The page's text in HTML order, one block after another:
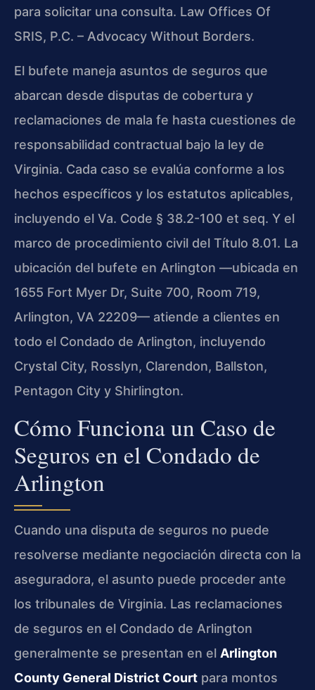
para solicitar una consulta. Law Offices Of
SRIS, P.C. – Advocacy Without Borders.
El bufete maneja asuntos de seguros que
abarcan desde disputas de cobertura y
reclamaciones de mala fe hasta cuestiones de
responsabilidad contractual bajo la ley de
Virginia. Cada caso se evalúa conforme a los
hechos específicos y los estatutos aplicables,
incluyendo el Va. Code § 38.2-100 et seq. Y el
marco de procedimiento civil del Título 8.01. La
ubicación del bufete en Arlington —ubicada en
1655 Fort Myer Dr, Suite 700, Room 719,
Arlington, VA 22209— atiende a clientes en
todo el Condado de Arlington, incluyendo
Crystal City, Rosslyn, Clarendon, Ballston,
Pentagon City y Shirlington.
Cómo Funciona un Caso de
Seguros en el Condado de
Arlington
Cuando una disputa de seguros no puede
resolverse mediante negociación directa con la
aseguradora, el asunto puede proceder ante
los tribunales de Virginia. Las reclamaciones
de seguros en el Condado de Arlington
generalmente se presentan en el Arlington
County General District Court para montos